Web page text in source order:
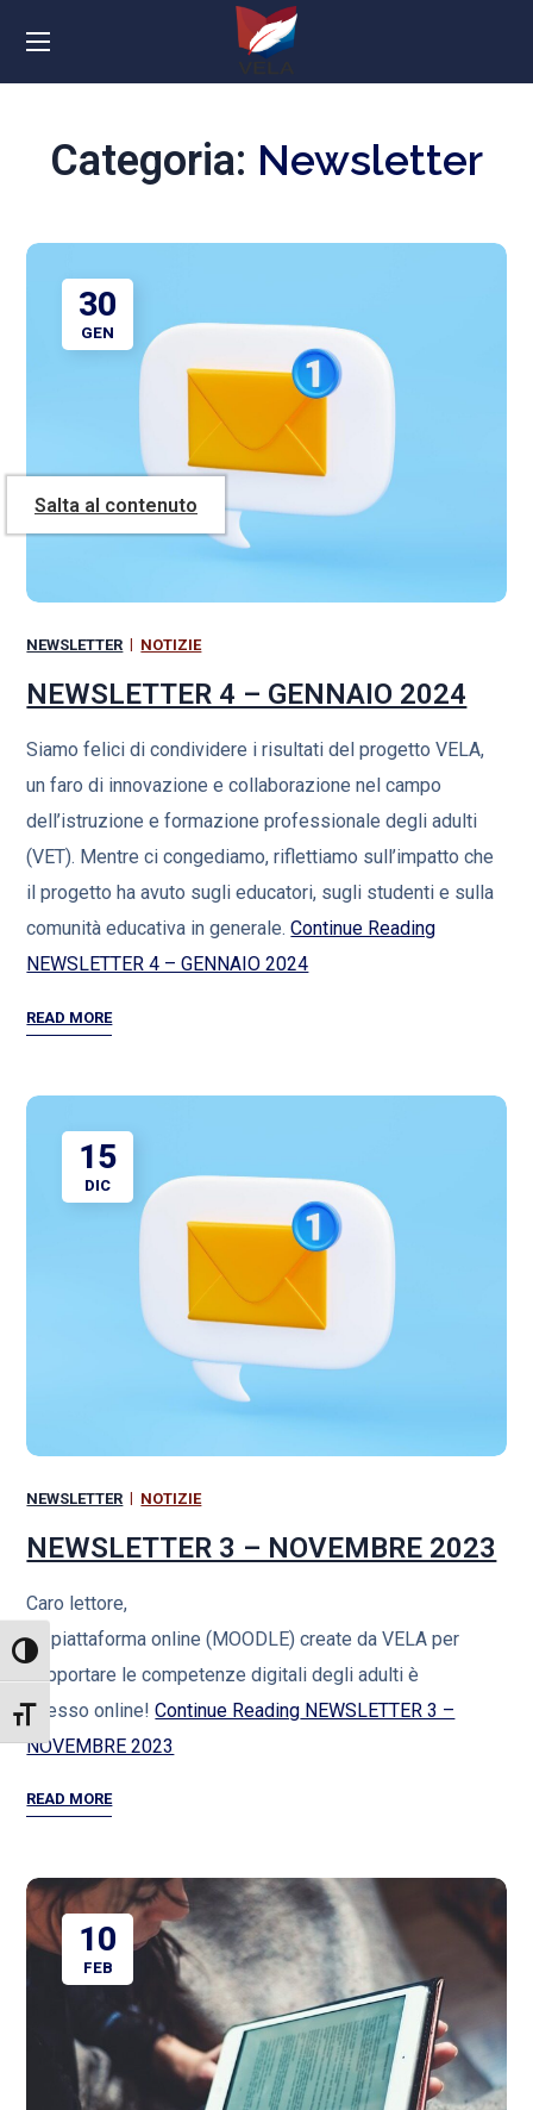
Salta al contenuto
ATTIVA/DISATTIVA ALTO CONTRASTO
ATTIVA/DISATTIVA DIMENSIONE TESTO
Categoria: Newsletter
30
GEN
NEWSLETTER NOTIZIE
NEWSLETTER 4 – GENNAIO 2024
Siamo felici di condividere i risultati del progetto VELA,
un faro di innovazione e collaborazione nel campo
dell’istruzione e formazione professionale degli adulti
(VET). Mentre ci congediamo, riflettiamo sull’impatto che
il progetto ha avuto sugli educatori, sugli studenti e sulla
comunità educativa in generale.Continue Reading
NEWSLETTER 4 – GENNAIO 2024
READ MORE
15
DIC
NEWSLETTER NOTIZIE
NEWSLETTER 3 – NOVEMBRE 2023
Caro lettore,
La piattaforma online (MOODLE) create da VELA per
supportare le competenze digitali degli adulti è
adesso online!Continue Reading NEWSLETTER 3 –
NOVEMBRE 2023
READ MORE
10
FEB